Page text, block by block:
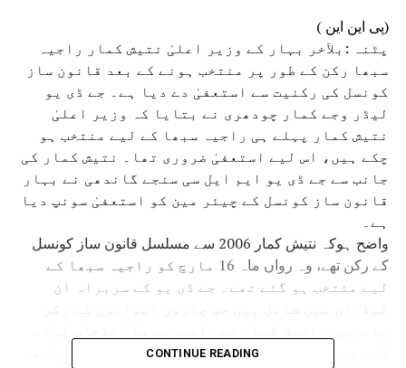
(پی این این )
پٹنہ :بلآخر بہار کے وزیر اعلیٰ نتیش کمار راجیہ
سبھا رکن کے طور پر منتخب ہونے کے بعد قانون ساز
کونسل کی رکنیت سے استعفیٰ دے دیا ہے۔ جے ڈی یو
لیڈر وجے کمار چودھری نے بتایا کہ وزیر اعلیٰ
نتیش کمار پہلے ہی راجیہ سبھا کے لیے منتخب ہو
چکے ہیں، اس لیے استعفیٰ ضروری تھا۔ نتیش کمار کی
جانب سے جے ڈی یو ایم ایل سی سنجے گاندھی نے بہار
قانون ساز کونسل کے چیئر مین کو استعفیٰ سونپ دیا
ہے۔
واضح ہوکہ نتیش کمار 2006 سے مسلسل قانون ساز کونسل
کے رکن تھے، وہ رواں ماہ 16 مارچ کو راجیہ سبھا کے
لیے منتخب ہو گئے تھے۔ جے ڈی یو کے سربراہ ان
لیڈران میں شامل ہیں جو چاروں ایوانوں کے رکن
کے دوران کہا تھا کہ ان کی خواہش تھی کہ وہ راجیہ
CONTINUE READING